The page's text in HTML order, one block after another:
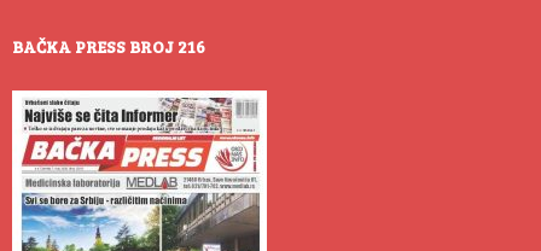
BAČKA PRESS BROJ 216